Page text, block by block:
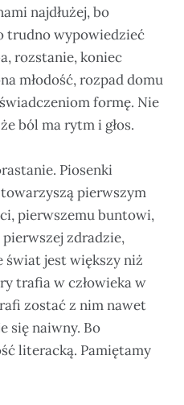
najdłużej, bo
trudno wypowiedzieć
rozstanie, koniec
młodość, rozpad domu
formę. Nie
ból ma rytm i głos.
Piosenki
pierwszym
pierwszemu buntowi,
zdradzie,
świat jest większy niż
trafia w człowieka w
zostać z nim nawet
się naiwny. Bo
literacką. Pamiętamy